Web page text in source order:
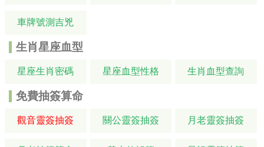
車牌號測吉兇
生肖星座血型
星座生肖密碼 星座血型性格 生肖血型查詢
免費抽簽算命
觀音靈簽抽簽 關公靈簽抽簽 月老靈簽抽簽